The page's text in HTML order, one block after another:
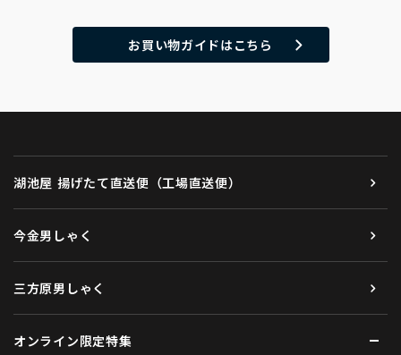
お買い物ガイドはこちら
湖池屋 揚げたて直送便（工場直送便）
今金男しゃく
三方原男しゃく
オンライン限定特集